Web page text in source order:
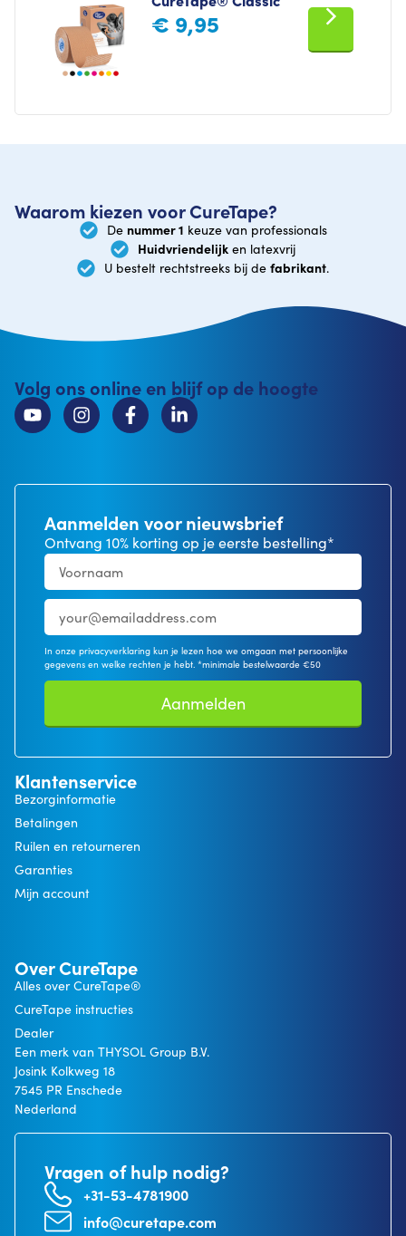
€ 9,95
Waarom kiezen voor CureTape?
De nummer 1 keuze van professionals
Huidvriendelijk en latexvrij
U bestelt rechtstreeks bij de fabrikant.
Volg ons online en blijf op de hoogte
Aanmelden voor nieuwsbrief
Ontvang 10% korting op je eerste bestelling*
In onze privacyverklaring kun je lezen hoe we omgaan met persoonlijke
gegevens en welke rechten je hebt. *minimale bestelwaarde €50
Aanmelden
Klantenservice
Bezorginformatie
Betalingen
Ruilen en retourneren
Garanties
Mijn account
Over CureTape
Alles over CureTape®
CureTape instructies
Dealer
Een merk van THYSOL Group B.V.
Josink Kolkweg 18
7545 PR Enschede
Nederland
Vragen of hulp nodig?
+31-53-4781900
info@curetape.com